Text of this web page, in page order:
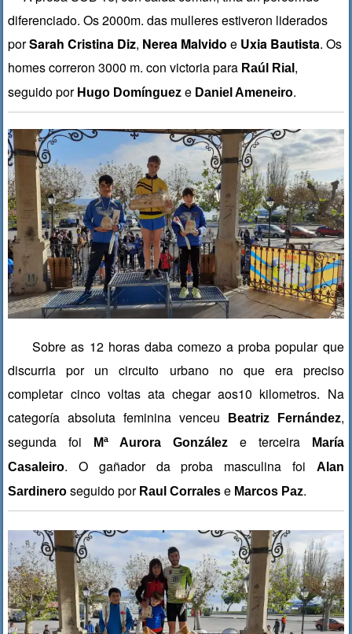
diferenciado. Os 2000m. das mulleres estiveron liderados
porSarah Cristina Diz, Nerea Malvido e Uxia Bautista. Os
homes correron 3000 m. con victoria para Raúl Rial ,
seguido por Hugo Domínguez e Daniel Ameneiro.
Sobre as 12 horas daba comezo a proba popular que
discurria por un circuito urbano no que era preciso
completar cinco voltas ata chegar aos10 kilometros. Na
categoría absoluta feminina venceu Beatriz Fernández,
segunda foi
Mª Aurora Gonzáleze terceira
María
Casaleiro. O gañador da proba masculina foi
Alan
Sardinero seguido por Raul Corrales e Marcos Paz.